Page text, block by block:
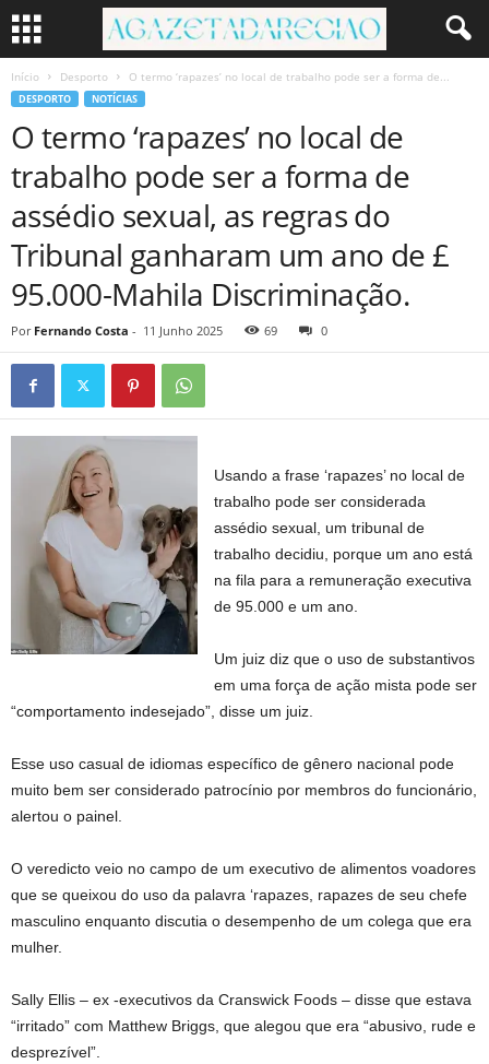
Início Desporto O termo ‘rapazes’ no local de trabalho pode ser a forma de...
DESPORTO NOTÍCIAS
O termo ‘rapazes’ no local de
trabalho pode ser a forma de
assédio sexual, as regras do
Tribunal ganharam um ano de £
95.000-Mahila Discriminação.
Por Fernando Costa - 11 Junho 2025 69 0
Usando a frase ‘rapazes’ no local de
trabalho pode ser considerada
assédio sexual, um tribunal de
trabalho decidiu, porque um ano está
na fila para a remuneração executiva
de 95.000 e um ano.
Um juiz diz que o uso de substantivos
em uma força de ação mista pode ser
“comportamento indesejado”, disse um juiz.
Esse uso casual de idiomas específico de gênero nacional pode
muito bem ser considerado patrocínio por membros do funcionário,
alertou o painel.
O veredicto veio no campo de um executivo de alimentos voadores
que se queixou do uso da palavra ‘rapazes, rapazes de seu chefe
masculino enquanto discutia o desempenho de um colega que era
mulher.
Sally Ellis – ex -executivos da Cranswick Foods – disse que estava
“irritado” com Matthew Briggs, que alegou que era “abusivo, rude e
desprezível”.